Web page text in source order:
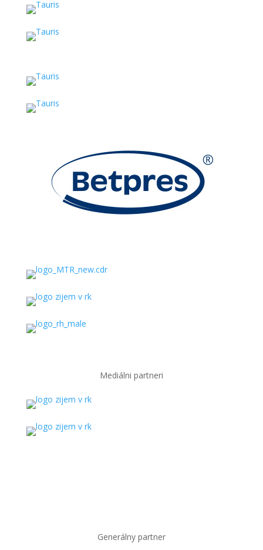
Mediálni partneri
Generálny partner